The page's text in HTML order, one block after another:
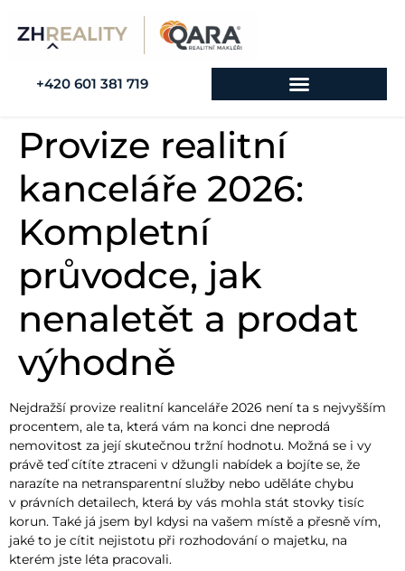
+420 601 381 719
Provize realitní
kanceláře 2026:
Kompletní
průvodce, jak
nenaletět a prodat
výhodně
Nejdražší provize realitní kanceláře 2026 není ta s nejvyšším
procentem, ale ta, která vám na konci dne neprodá
nemovitost za její skutečnou tržní hodnotu. Možná se i vy
právě teď cítíte ztraceni v džungli nabídek a bojíte se, že
narazíte na netransparentní služby nebo uděláte chybu
v právních detailech, která by vás mohla stát stovky tisíc
korun. Také já jsem byl kdysi na vašem místě a přesně vím,
jaké to je cítit nejistotu při rozhodování o majetku, na
kterém jste léta pracovali.